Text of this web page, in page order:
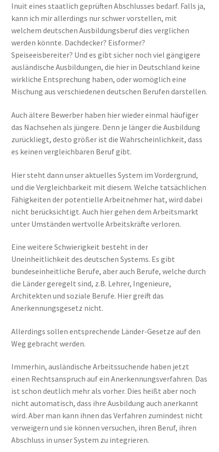
Inuit eines staatlich geprüften Abschlusses bedarf. Falls ja,
kann ich mir allerdings nur schwer vorstellen, mit
welchem deutschen Ausbildungsberuf dies verglichen
werden könnte. Dachdecker? Eisformer?
Speiseeisbereiter? Und es gibt sicher noch viel gängigere
ausländische Ausbildungen, die hier in Deutschland keine
wirkliche Entsprechung haben, oder womöglich eine
Mischung aus verschiedenen deutschen Berufen darstellen.
Auch ältere Bewerber haben hier wieder einmal häufiger
das Nachsehen als jüngere. Denn je länger die Ausbildung
zurückliegt, desto größer ist die Wahrscheinlichkeit, dass
es keinen vergleichbaren Beruf gibt.
Hier steht dann unser aktuelles System im Vordergrund,
und die Vergleichbarkeit mit diesem. Welche tatsächlichen
Fähigkeiten der potentielle Arbeitnehmer hat, wird dabei
nicht berücksichtigt. Auch hier gehen dem Arbeitsmarkt
unter Umständen wertvolle Arbeitskräfte verloren.
Eine weitere Schwierigkeit besteht in der
Uneinheitlichkeit des deutschen Systems. Es gibt
bundeseinheitliche Berufe, aber auch Berufe, welche durch
die Länder geregelt sind, z.B. Lehrer, Ingenieure,
Architekten und soziale Berufe. Hier greift das
Anerkennungsgesetz nicht.
Allerdings sollen entsprechende Länder-Gesetze auf den
Weg gebracht werden.
Immerhin, ausländische Arbeitssuchende haben jetzt
einen Rechtsanspruch auf ein Anerkennungsverfahren. Das
ist schon deutlich mehr als vorher. Dies heißt aber noch
nicht automatisch, dass ihre Ausbildung auch anerkannt
wird. Aber man kann ihnen das Verfahren zumindest nicht
verweigern und sie können versuchen, ihren Beruf, ihren
Abschluss in unser System zu integrieren.